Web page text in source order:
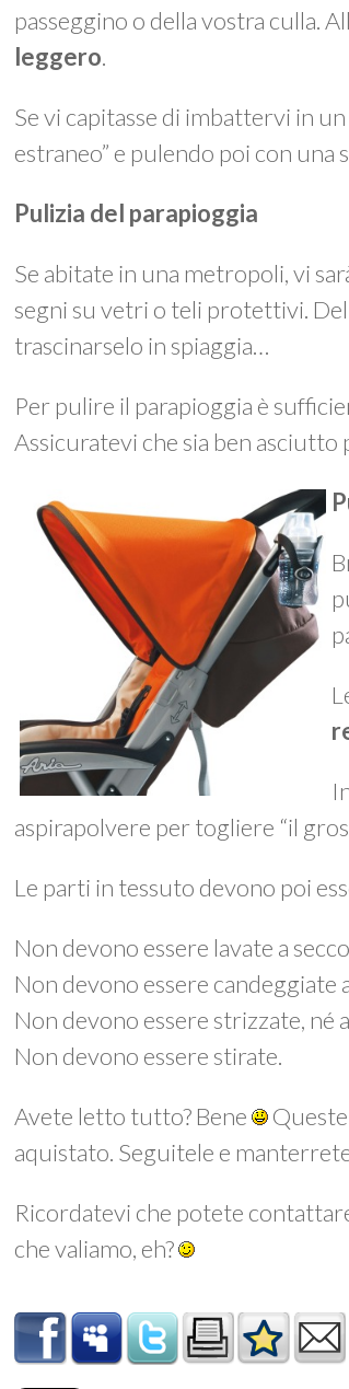
passeggino o della vostra culla.
leggero.
Se vi capitasse di imbattervi in un
estraneo” e pulendo poi con una
Pulizia del parapioggia
Se abitate in una metropoli, vi
segni su vetri o teli protettivi.
trascinarselo in spiaggia…
Per pulire il parapioggia è
Assicuratevi che sia ben
aspirapolvere per togliere “il
Le parti in tessuto devono poi
Non devono essere lavate a
Non devono essere candeggiate
Non devono essere strizzate, né
Non devono essere stirate.
Avete letto tutto? Bene
aquistato. Seguitele e
Ricordatevi che potete
che valiamo, eh?